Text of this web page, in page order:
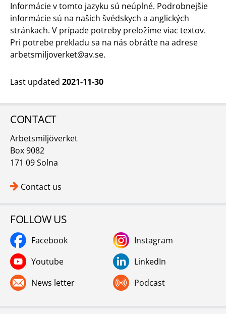
Informácie v tomto jazyku sú neúplné. Podrobnejšie
informácie sú na našich švédskych a anglických
stránkach. V prípade potreby preložíme viac textov.
Pri potrebe prekladu sa na nás obráťte na adrese
arbetsmiljoverket@av.se.
Last updated 2021-11-30
CONTACT
Arbetsmiljöverket
Box 9082
171 09 Solna
Contact us
FOLLOW US
Facebook
Instagram
Youtube
LinkedIn
News letter
Podcast